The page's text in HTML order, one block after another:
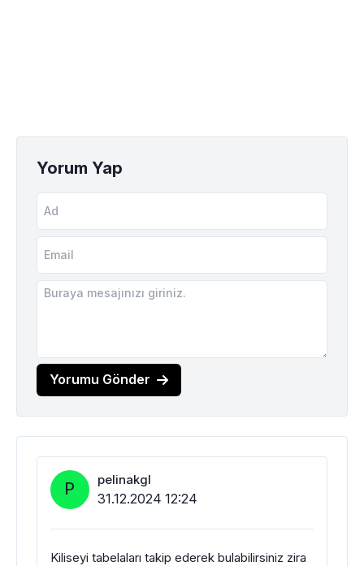
Yorum Yap
Yorumu Gönder
P pelinakgl
31.12.2024 12:24
Kiliseyi tabelaları takip ederek bulabilirsiniz zira